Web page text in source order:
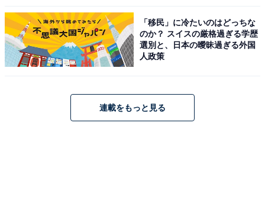
「移民」に冷たいのはどっちな
のか？ スイスの厳格過ぎる学歴
選別と、日本の曖昧過ぎる外国
人政策
連載をもっと見る